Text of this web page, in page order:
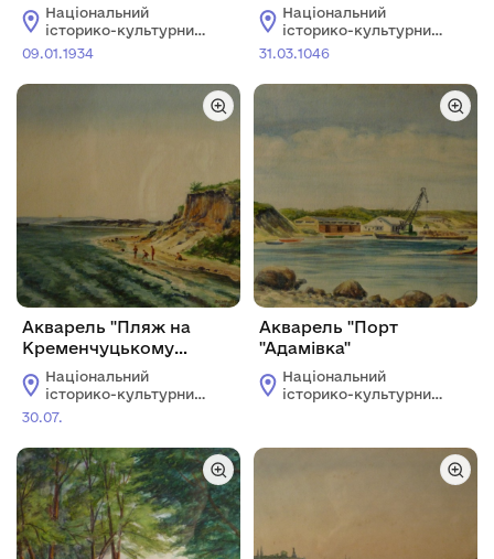
Національний
історико-культурний
заповідник "Чигирин"
09.01.1934
Національний
історико-культурний
заповідник "Чигирин"
31.03.1046
Акварель "Пляж на
Кременчуцькому
водосховищі"
Національний
історико-культурний
заповідник "Чигирин"
30.07.
Акварель "Порт
"Адамівка"
Національний
історико-культурний